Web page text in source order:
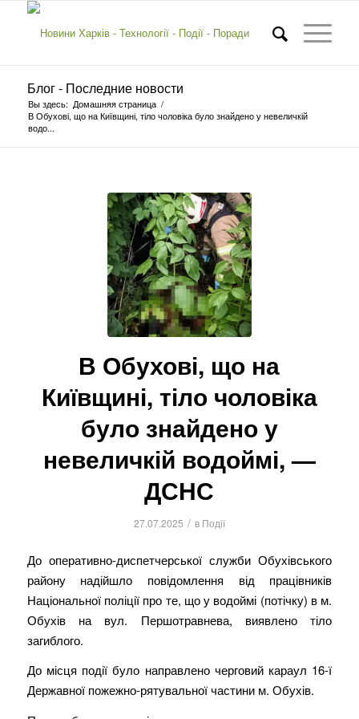
Блог - Последние новости
Вы здесь: Домашняя страница /
В Обухові, що на Київщині, тіло чоловіка було знайдено у невеличкій
водо...
В Обухові, що на
Київщині, тіло чоловіка
було знайдено у
невеличкій водоймі, —
ДСНС
27.07.2025 / в Події
До оперативно-диспетчерської служби Обухівського
району надійшло повідомлення від працівників
Національної поліції про те, що у водоймі (потічку) в м.
Обухів на вул. Першотравнева, виявлено тіло
загиблого.
До місця події було направлено черговий караул 16-ї
Державної пожежно-рятувальної частини м. Обухів.